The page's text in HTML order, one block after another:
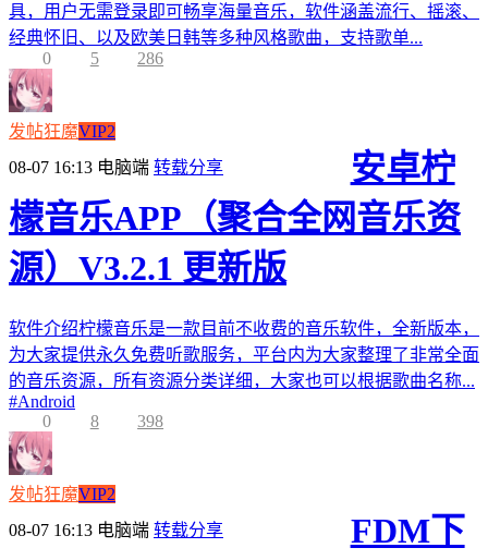
具，用户无需登录即可畅享海量音乐，软件涵盖流行、摇滚、
经典怀旧、以及欧美日韩等多种风格歌曲，支持歌单...
0
5 286
发帖狂魔VIP2
08-07 16:13 电脑端 转载分享
安卓柠
檬音乐APP（聚合全网音乐资
源）V3.2.1 更新版
软件介绍柠檬音乐是一款目前不收费的音乐软件，全新版本，
为大家提供永久免费听歌服务，平台内为大家整理了非常全面
的音乐资源，所有资源分类详细，大家也可以根据歌曲名称...
#Android
0
8 398
发帖狂魔VIP2
08-07 16:13 电脑端 转载分享
FDM下